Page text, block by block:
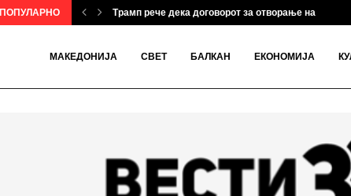
ПОПУЛАРНО Трамп рече дека договорот за отворање на
МАКЕДОНИЈА СВЕТ БАЛКАН ЕКОНОМИЈА